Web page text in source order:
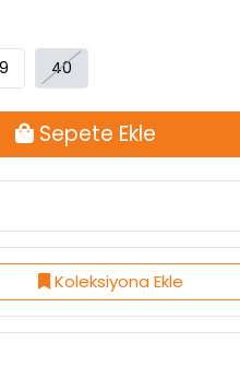
Sepete Ekle
Koleksiyona Ekle